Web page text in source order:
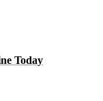
Today